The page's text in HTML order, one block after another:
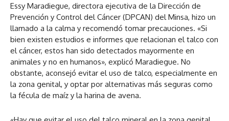
Essy Maradiegue, directora ejecutiva de la Dirección de
Prevención y Control del Cáncer (DPCAN) del Minsa, hizo un
llamado a la calma y recomendó tomar precauciones. «Si
bien existen estudios e informes que relacionan el talco con
el cáncer, estos han sido detectados mayormente en
animales y no en humanos», explicó Maradiegue. No
obstante, aconsejó evitar el uso de talco, especialmente en
la zona genital, y optar por alternativas más seguras como
la fécula de maíz y la harina de avena.